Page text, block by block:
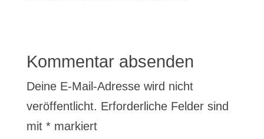
Kommentar absenden
Deine E-Mail-Adresse wird nicht
veröffentlicht. Erforderliche Felder sind
mit *markiert